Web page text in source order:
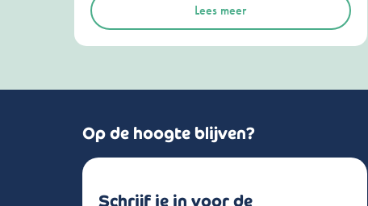
Lees meer
Op de hoogte blijven?
Schrijf je in voor de